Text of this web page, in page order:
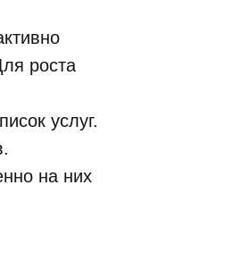
роста
услуг.
на них